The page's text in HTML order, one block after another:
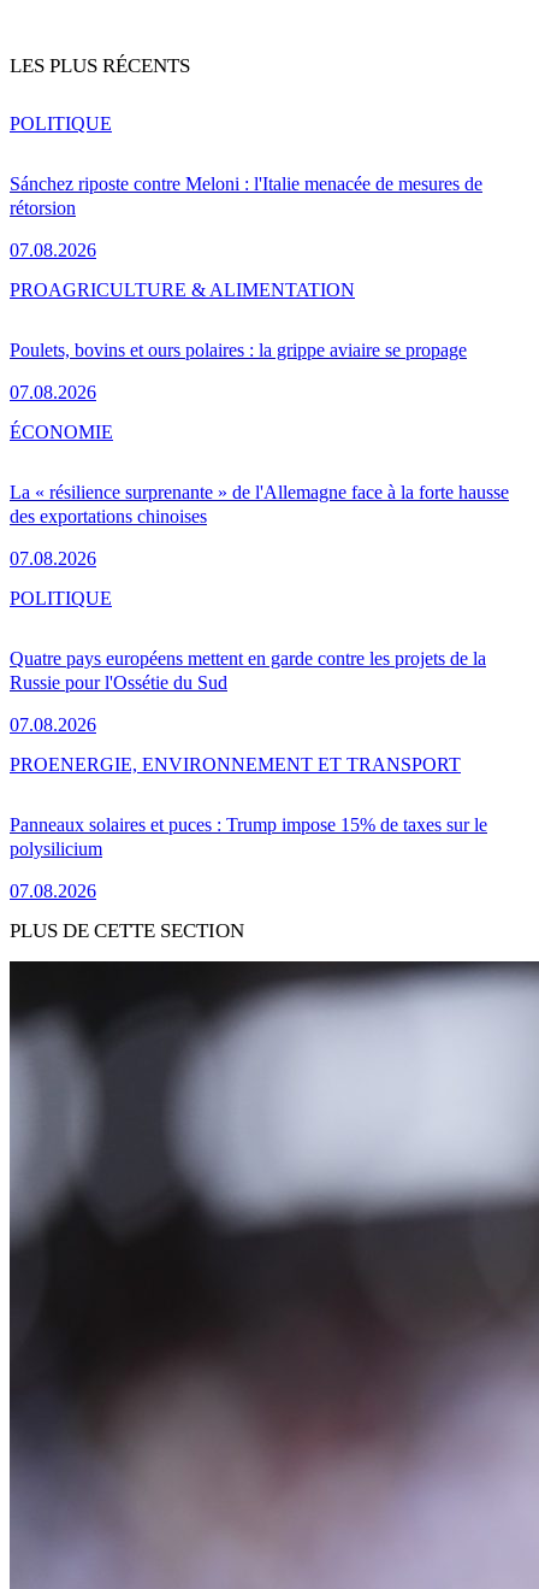
LES PLUS RÉCENTS
Sánchez riposte contre Meloni : l'Italie menacée de mesures de
rétorsion
07.08.2026
POLITIQUE
Poulets, bovins et ours polaires : la grippe aviaire se propage
07.08.2026
PROAGRICULTURE & ALIMENTATION
La « résilience surprenante » de l'Allemagne face à la forte hausse
des exportations chinoises
07.08.2026
ÉCONOMIE
Quatre pays européens mettent en garde contre les projets de la
Russie pour l'Ossétie du Sud
07.08.2026
POLITIQUE
Panneaux solaires et puces : Trump impose 15% de taxes sur le
polysilicium
07.08.2026
PROENERGIE, ENVIRONNEMENT ET TRANSPORT
PLUS DE CETTE SECTION